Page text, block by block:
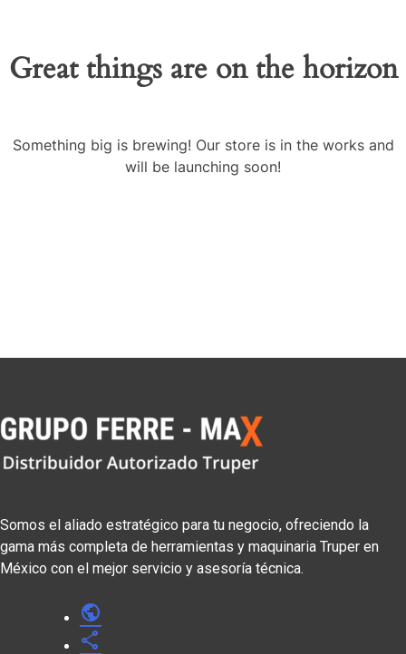
Great things are on the horizon
Something big is brewing! Our store is in the works and
will be launching soon!
Somos el aliado estratégico para tu negocio, ofreciendo la
gama más completa de herramientas y maquinaria Truper en
México con el mejor servicio y asesoría técnica.
public
share